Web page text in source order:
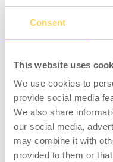
Consent
This website uses
We use cookies to
provide social media
We also share
our social media,
may combine it with
provided to them or
– Mina dagar startar
hand om gårdagens
kunna ta vid. Det
att jag försörjer
material. I mitt
kommunikation både
för att knyta ihop
ska redas ut och det
jag blir aldrig rastlös